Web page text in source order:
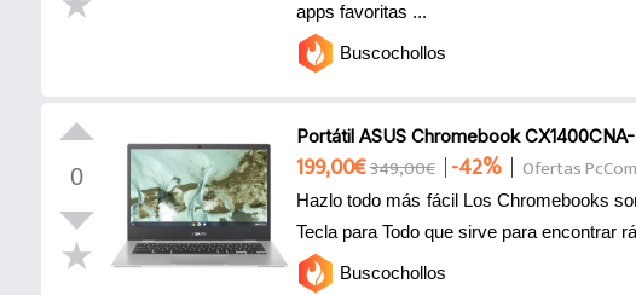
apps favoritas ...
Buscochollos
0
Portátil ASUS Chromebook
199,00€349,00€ -42% Ofertas
Hazlo todo más fácil Los Chromebooks
Tecla para Todo que sirve para encontrar
Buscochollos